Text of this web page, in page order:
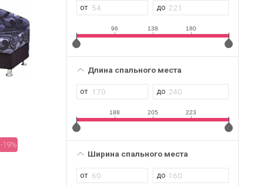
96 138 180
Длина спального места
188 205 223
Ширина спального места
-19%